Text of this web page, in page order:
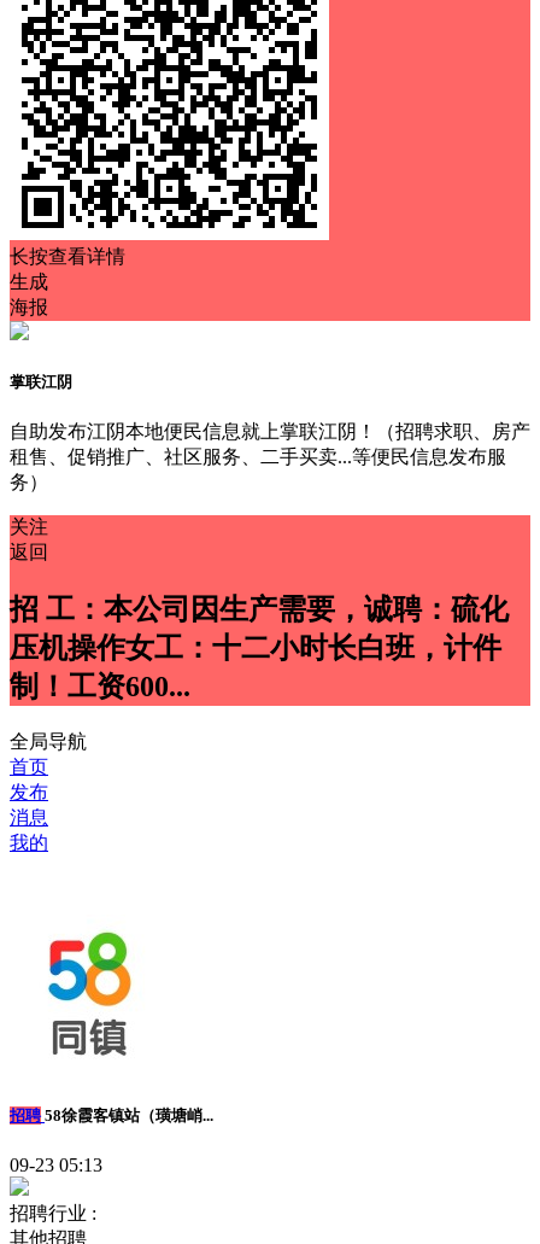
长按查看详情
生成
海报
掌联江阴
自助发布江阴本地便民信息就上掌联江阴！（招聘求职、房产
租售、促销推广、社区服务、二手买卖...等便民信息发布服
务）
关注
返回
招 工：本公司因生产需要，诚聘：硫化
压机操作女工：十二小时长白班，计件
制！工资600...
全局导航
首页
发布
消息
我的
招聘 58徐霞客镇站（璜塘峭...
09-23 05:13
招聘行业 :
其他招聘